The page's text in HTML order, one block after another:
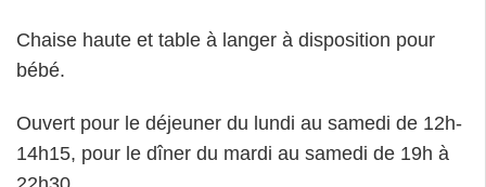
Chaise haute et table à langer à disposition pour
bébé.
Ouvert pour le déjeuner du lundi au samedi de 12h-
14h15, pour le dîner du mardi au samedi de 19h à